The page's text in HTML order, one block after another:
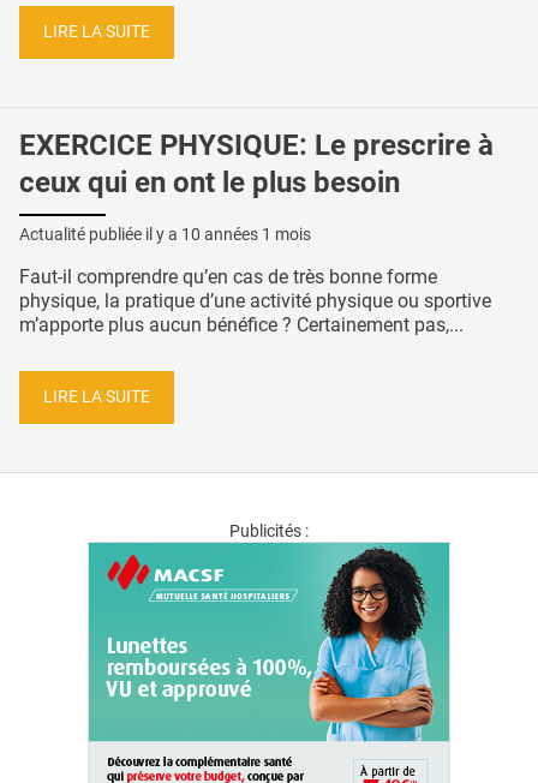
LIRE LA SUITE
EXERCICE PHYSIQUE: Le prescrire à
ceux qui en ont le plus besoin
Actualité publiée il y a 10 années 1 mois
Faut-il comprendre qu’en cas de très bonne forme
physique, la pratique d’une activité physique ou sportive
m’apporte plus aucun bénéfice ? Certainement pas,...
LIRE LA SUITE
Publicités :